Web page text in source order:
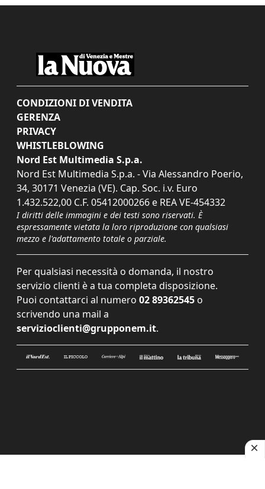
CONDIZIONI DI VENDITA
GERENZA
PRIVACY
WHISTLEBLOWING
Nord Est Multimedia S.p.a.
Nord Est Multimedia S.p.a. - Via Alessandro Poerio,
34, 30171 Venezia (VE). Cap. Soc. i.v. Euro
1.432.522,00 C.F. 05412000266 e REA VE-454332
I diritti delle immagini e dei testi sono riservati. È
espressamente vietata la loro riproduzione con qualsiasi
mezzo e l'adattamento totale o parziale.
Per qualsiasi necessità o domanda, il nostro
servizio clienti è a tua completa disposizione.
Puoi contattarci al numero 02 89362545 o
scrivendo una mail a
servizioclienti@grupponem.it.